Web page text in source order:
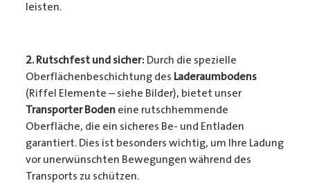
leisten.
2. Rutschfest und sicher: Durch die spezielle
Oberflächenbeschichtung des Laderaumbodens
(Riffel Elemente – siehe Bilder), bietet unser
Transporter Bodeneine rutschhemmende
Oberfläche, die ein sicheres Be- und Entladen
garantiert. Dies ist besonders wichtig, um Ihre Ladung
vor unerwünschten Bewegungen während des
Transports zu schützen.